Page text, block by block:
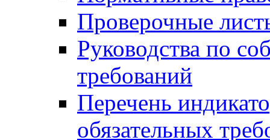
Проверочные
Руководства по
требований
Перечень
обязательных